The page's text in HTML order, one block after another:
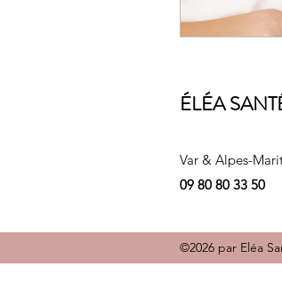
ÉLÉA
Var & Alpes-
09 80 80 33 50
©2026 par Eléa